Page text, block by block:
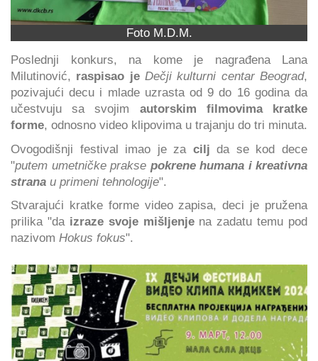
Foto M.D.M.
Poslednji konkurs, na kome je nagrađena Lana
Milutinović, raspisao jeDečji kulturni centar Beograd,
pozivajući decu i mlade uzrasta od 9 do 16 godina da
učestvuju sa svojim autorskim filmovima kratke
forme, odnosno video klipovima u trajanju do tri minuta.
Ovogodišnji festival imao je za ciljda se kod dece
"putem umetničke prakse pokrene humana i kreativna
strana u primeni tehnologije".
Stvarajući kratke forme video zapisa, deci je pružena
prilika "daizraze svoje mišljenjena zadatu temu pod
nazivom Hokus fokus".